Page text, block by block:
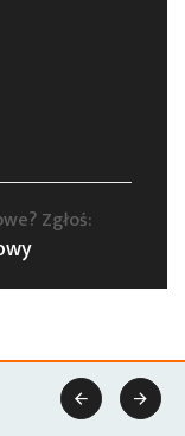
Zgłoś:
 